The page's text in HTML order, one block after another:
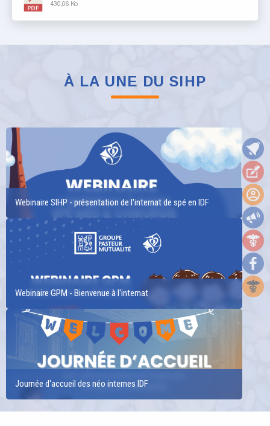
430,06 Ko
À LA UNE DU SIHP
Webinaire SIHP - présentation de l'internat de spé en IDF
Webinaire GPM - Bienvenue à l'internat
Journée d'accueil des néo internes IDF